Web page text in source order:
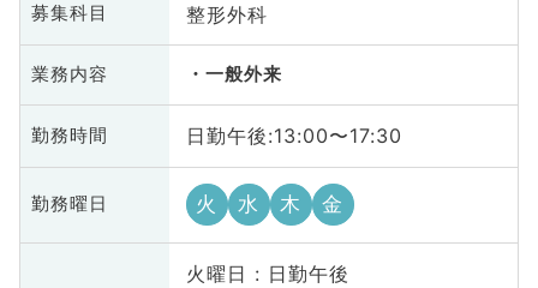
募集科目 整形外科
業務内容 一般外来
勤務時間 日勤午後:13:00〜17:30
勤務曜日 火 水 木 金
火曜日 : 日勤午後